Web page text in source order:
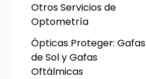
Otros Servicios de
Optometría
Ópticas Proteger: Gafas
de Sol y Gafas
Oftálmicas